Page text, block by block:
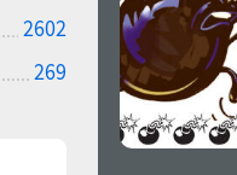
2602
269